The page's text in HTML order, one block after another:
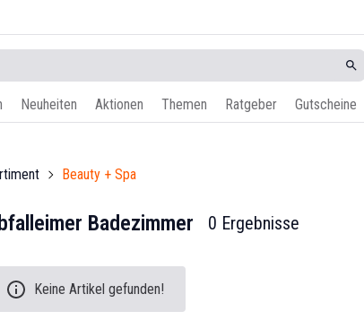
Neuheiten Aktionen Themen Ratgeber Gutscheine
Beauty + Spa
Badezimmer 0 Ergebnisse
Keine Artikel gefunden!